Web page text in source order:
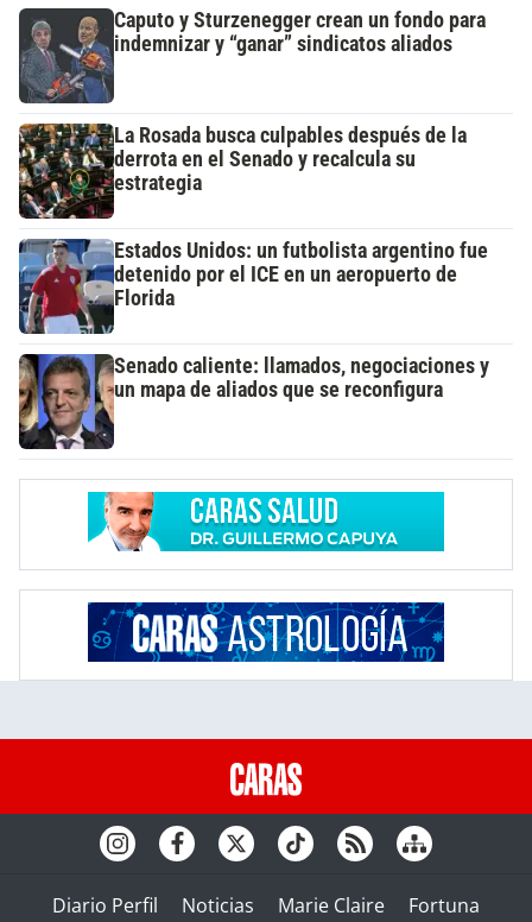
Caputo y Sturzenegger crean un fondo para
indemnizar y “ganar” sindicatos aliados
La Rosada busca culpables después de la
derrota en el Senado y recalcula su
estrategia
Estados Unidos: un futbolista argentino fue
detenido por el ICE en un aeropuerto de
Florida
Senado caliente: llamados, negociaciones y
un mapa de aliados que se reconfigura
Diario Perfil Noticias Marie Claire Fortuna